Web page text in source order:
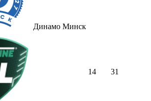
Динамо Минск
14 31